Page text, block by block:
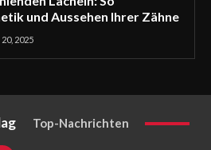
und Aussehen Ihrer Zähne
2025
Top-Nachrichten